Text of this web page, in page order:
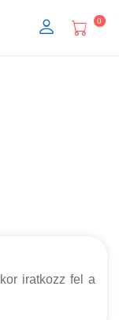
0
iratkozz fel a